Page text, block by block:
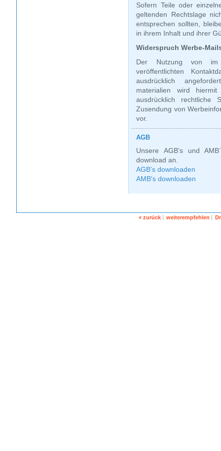
Sofern Teile oder
geltenden Rechtslage
entsprechen sollten,
in ihrem Inhalt und ihrer
Widerspruch Werbe-
Der Nutzung von im
veröffentlichten
ausdrücklich
materialien wird
ausdrücklich rechtliche
Zusendung von
vor.
AGB
Unsere AGB's und
download an.
AGB's downloaden
AMB's downloaden
« zurück weiterempfehlen